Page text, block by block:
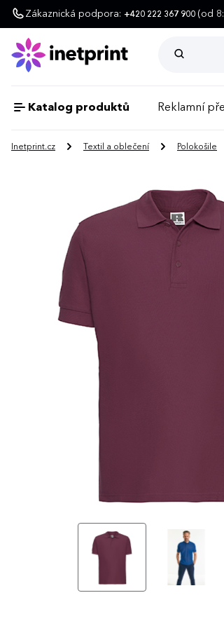
Zákaznická podpora: +420 222 367 900 (od
Katalog produktů Reklamní
Inetprint.cz Textil a oblečení Polokošile